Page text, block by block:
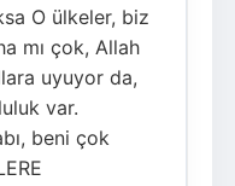
O ülkeler, biz
mı çok, Allah
uyuyor da,
var.
beni çok